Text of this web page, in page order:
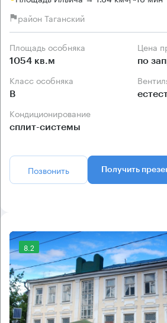
район Таганский
Площадь особняка
1054 кв.м
Цена
по
Класс особняка
B
Кондиционирование
сплит-системы
Позвонить Получить
8.2